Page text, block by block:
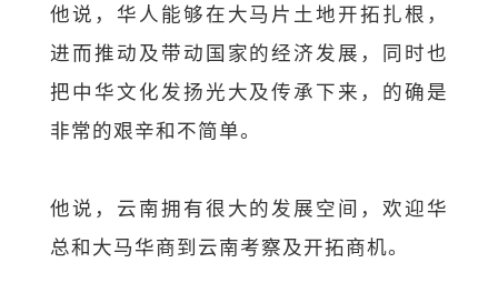
他说，华人能够在大马片土地开拓扎根，
进而推动及带动国家的经济发展，同时也
把中华文化发扬光大及传承下来，的确是
非常的艰辛和不简单。
他说，云南拥有很大的发展空间，欢迎华
总和大马华商到云南考察及开拓商机。